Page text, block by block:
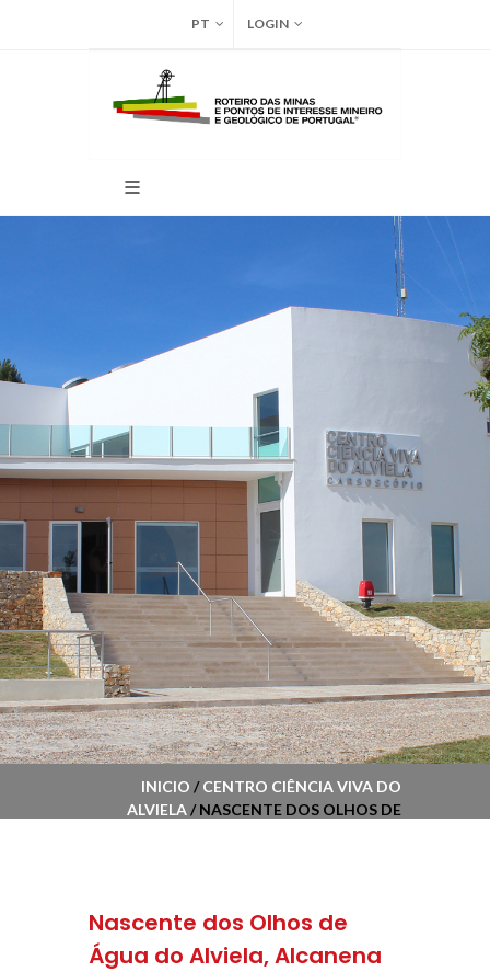
PT LOGIN
INICIO /CENTRO CIÊNCIA VIVA DO
ALVIELA/ NASCENTE DOS OLHOS DE
Nascente dos Olhos de
Água do Alviela, Alcanena